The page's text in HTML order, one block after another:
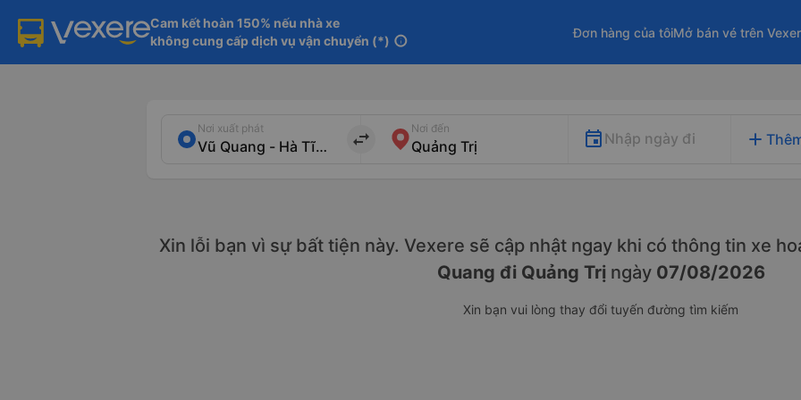
Cam kết hoàn 150% nếu nhà xe
không cung cấp dịch vụ vận chuyển (*) info
Đơn hàng của tôiMở bán vé trên
Nơi xuất phát
import_export
Nơi đến
Nhập ngày đi add
Xin lỗi bạn vì sự bất tiện này. Vexere sẽ cập nhật ngay khi có thông tin xe
Quang đi Quảng Trị ngày 07/08/2026
Xin bạn vui lòng thay đổi tuyến đường tìm kiếm